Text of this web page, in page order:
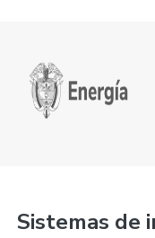
Sistemas de